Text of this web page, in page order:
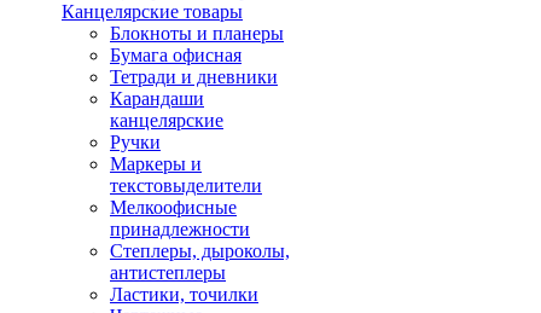
Канцелярские товары
Блокноты и планеры
Бумага офисная
Тетради и дневники
Карандаши
канцелярские
Ручки
Маркеры и
текстовыделители
Мелкоофисные
принадлежности
Степлеры, дыроколы,
антистеплеры
Ластики, точилки